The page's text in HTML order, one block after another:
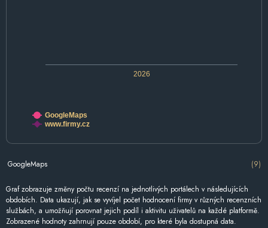
2026
GoogleMaps
www.firmy.cz
GoogleMaps (9)
Graf zobrazuje změny počtu recenzí na jednotlivých portálech v následujících
obdobích. Data ukazují, jak se vyvíjel počet hodnocení firmy v různých recenzních
službách, a umožňují porovnat jejich podíl i aktivitu uživatelů na každé platformě.
Zobrazené hodnoty zahrnují pouze období, pro které byla dostupná data.